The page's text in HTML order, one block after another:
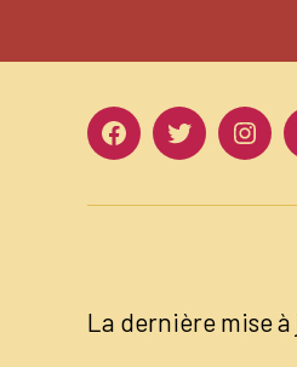
FacebookTwitter
La dernière mise